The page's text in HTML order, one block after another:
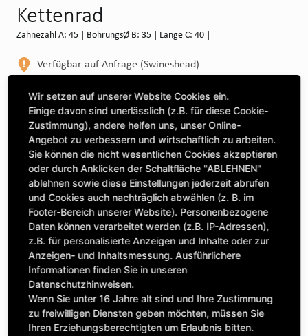
Kettenrad
Zähnezahl A: 45 | BohrungsØ B: 35 | Länge C: 40 |
Verfügbar auf Anfrage (Swineshead)
Maschine auswählen, um Kompatibilität zu sehen
MASCHINE AUSWÄHLEN
CLICK & COLLECT
Bestellungen bei Deinem bevorzugten Standort abholen
336,95 £
exkl. MwSt.
Anzahl
IN DEN WARENKORB
Wir setzen auf unserer Website Cookies ein.
Einige davon sind unerlässlich (z.B. für diese Cookie-
Zustimmung), andere helfen uns, unser Online-
Angebot zu verbessern und wirtschaftlich zu arbeiten.
Sie können die nicht wesentlichen Cookies akzeptieren
oder durch Anklicken der Schaltfläche "ABLEHNEN"
ablehnen sowie diese Einstellungen jederzeit abrufen
und Cookies auch nachträglich abwählen (z. B. im
Footer-Bereich unserer Website). Personenbezogene
Daten können verarbeitet werden (z.B. IP-Adressen),
z.B. für personalisierte Anzeigen und Inhalte oder zur
Anzeigen- und Inhaltsmessung. Ausführlichere
Informationen finden Sie in unseren
Datenschutzhinweisen.
Wenn Sie unter 16 Jahre alt sind und Ihre Zustimmung
zu freiwilligen Diensten geben möchten, müssen Sie
Ihren Erziehungsberechtigten um Erlaubnis bitten.